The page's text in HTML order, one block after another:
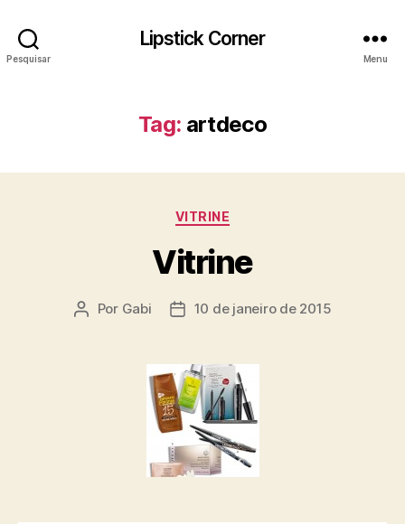
Pesquisar
Lipstick Corner
Menu
Tag: artdeco
Categorias
VITRINE
Vitrine
Autor
Por Gabi
Data10 de janeiro de 2015